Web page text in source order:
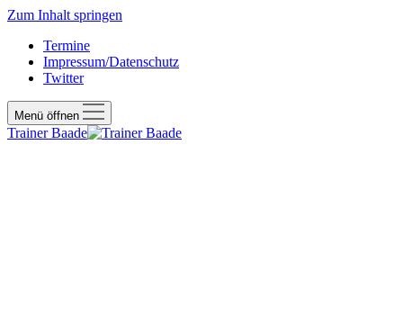
Zum Inhalt springen
Termine
Impressum/Datenschutz
Twitter
Menü öffnen
Trainer Baade